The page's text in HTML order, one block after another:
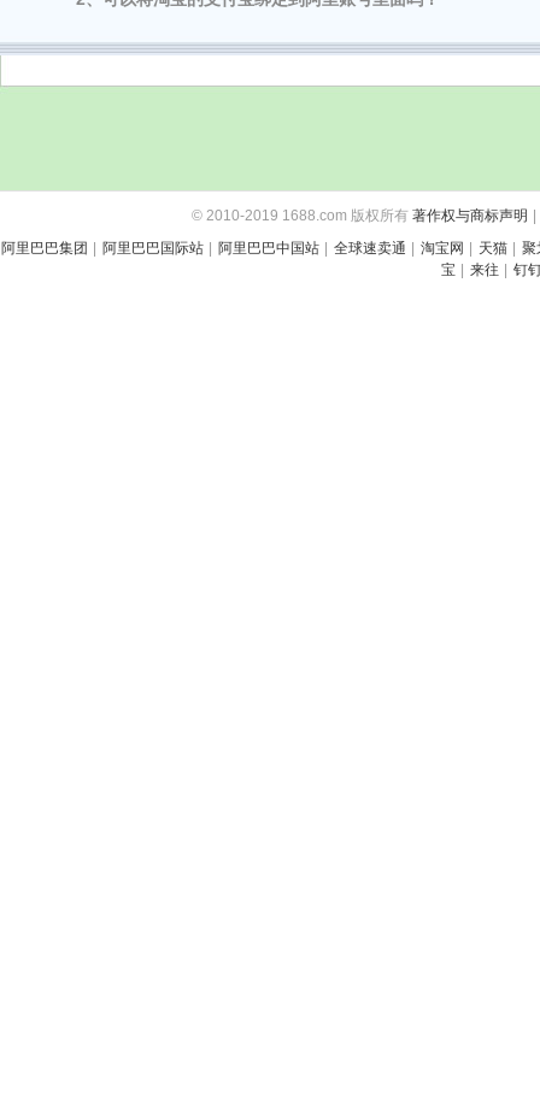
© 2010-2019 1688.com 版权所有 著作权与商标声明
阿里巴巴集团
阿里巴巴国际站 阿里巴巴中国站 全球速卖通 淘宝网 天猫
聚
宝
来往 钉